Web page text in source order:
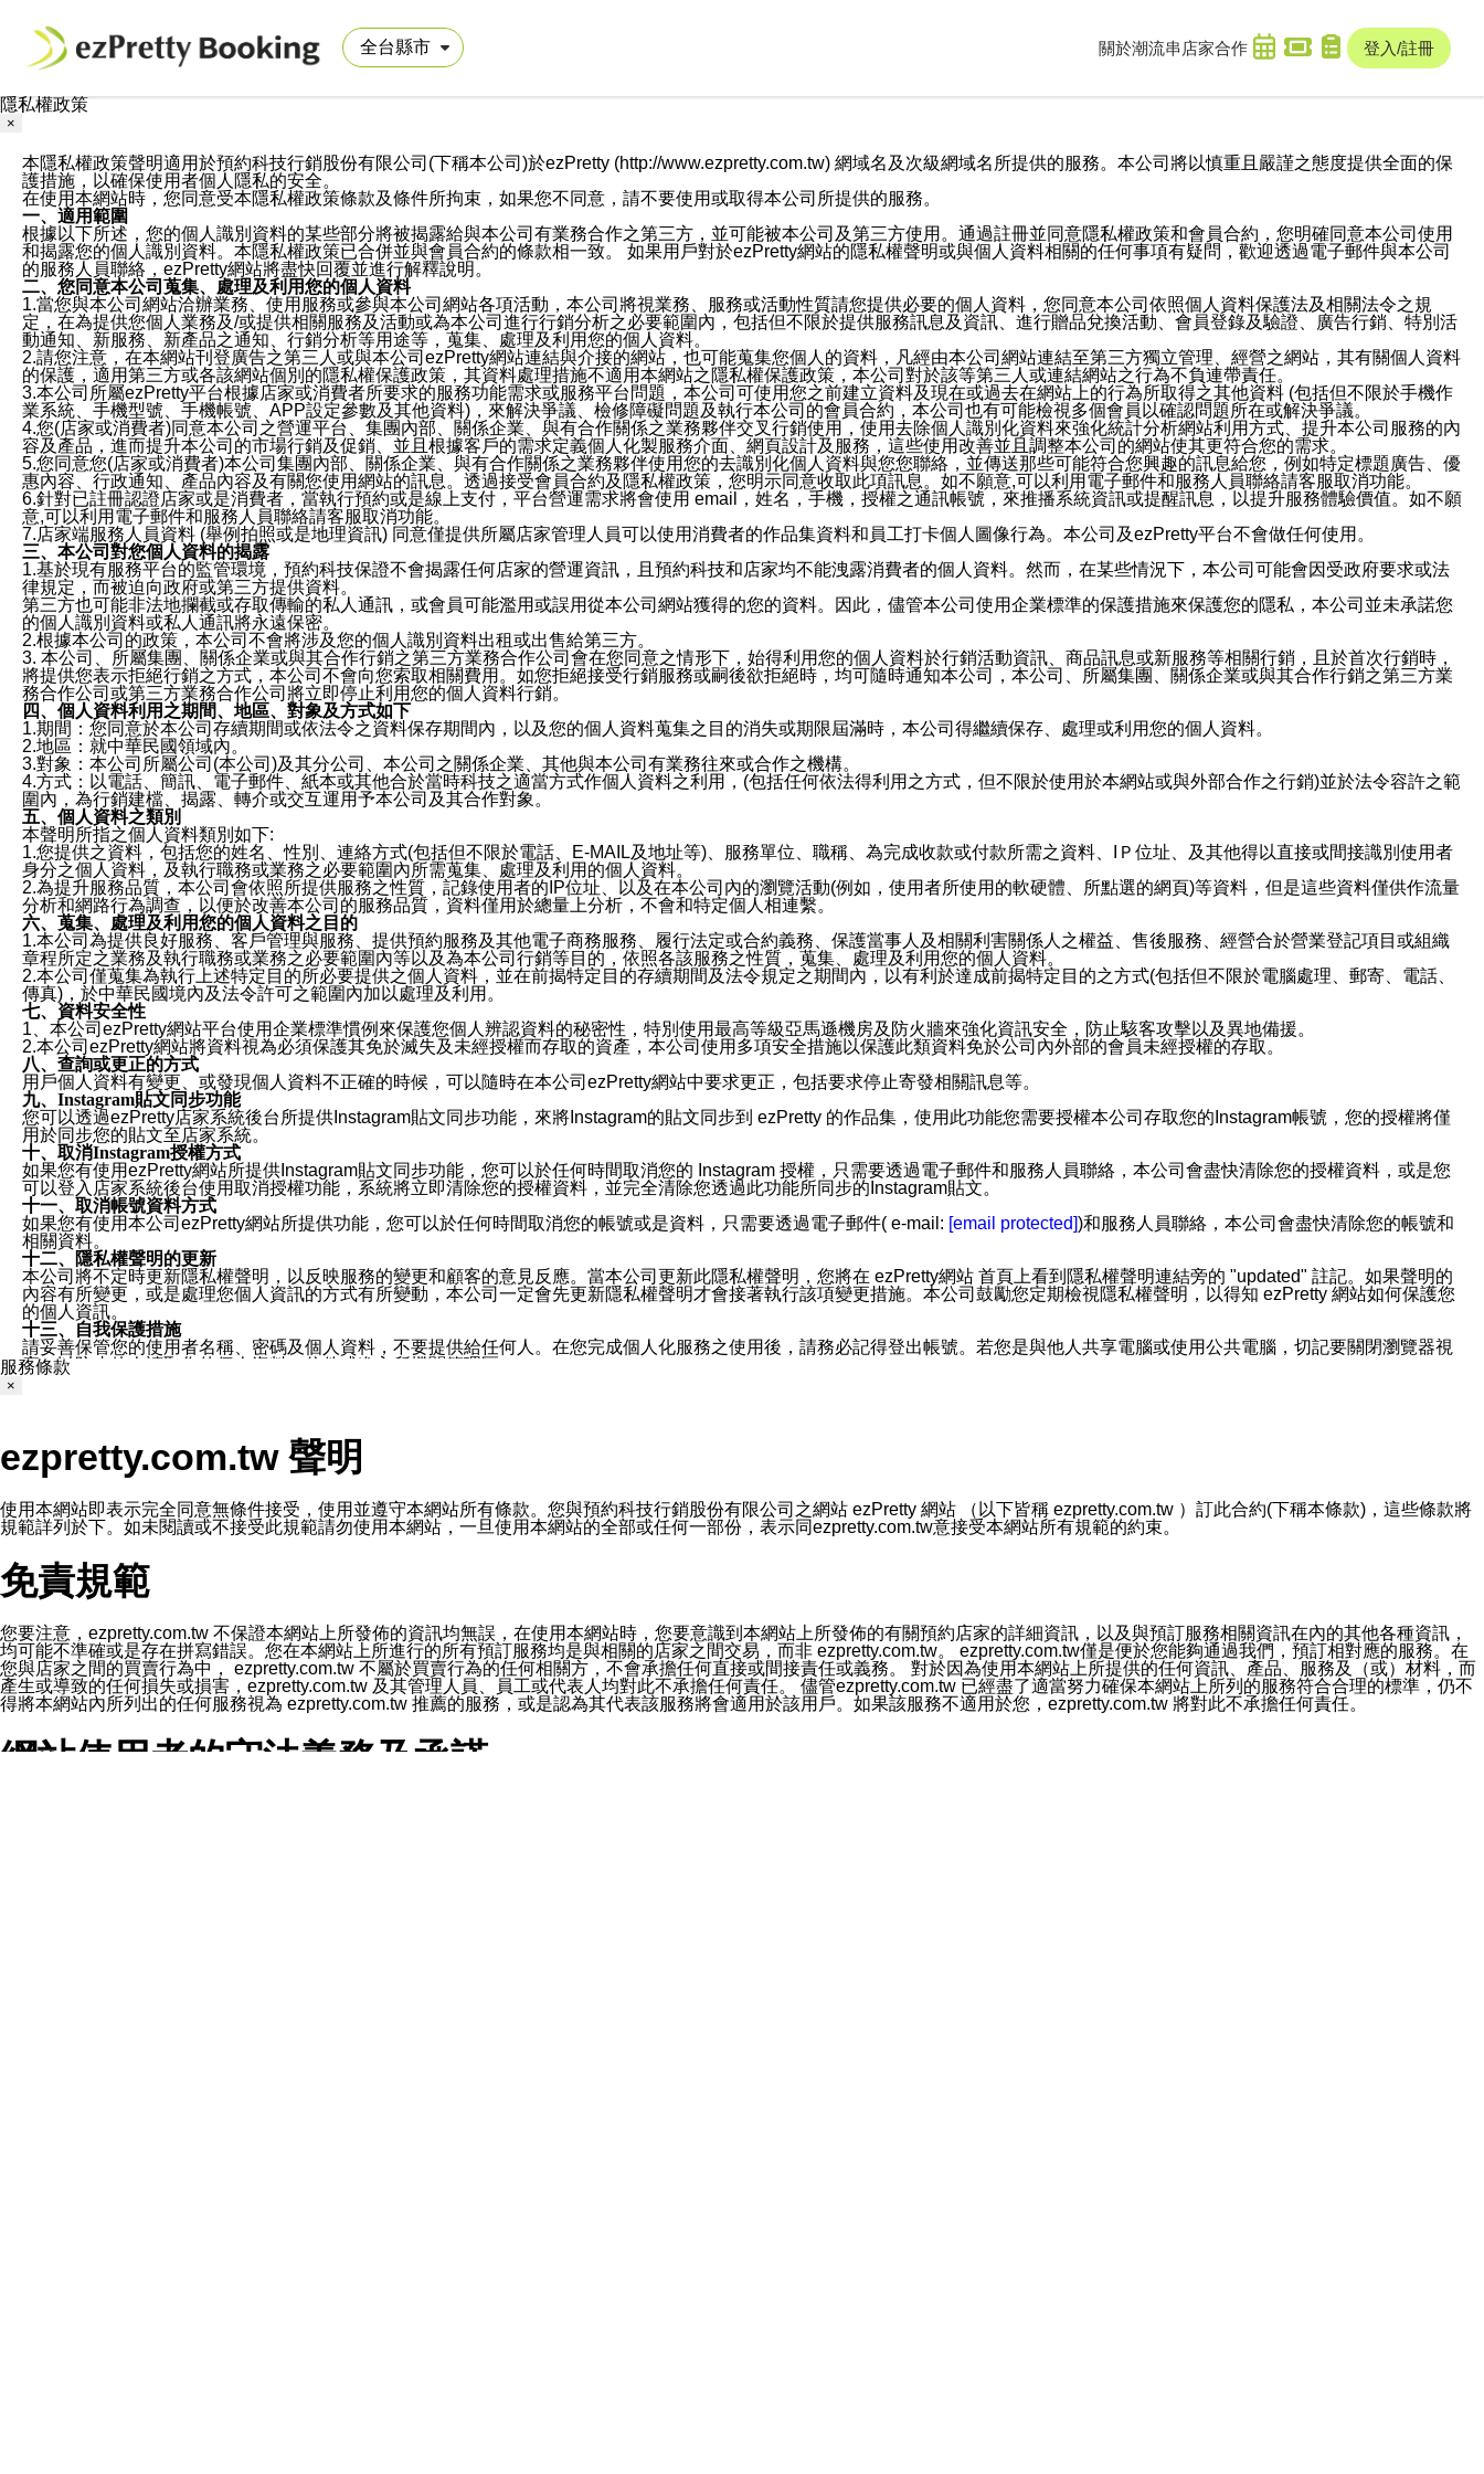
關於潮流串 店家合作 登入/註冊
隱私權政策
×
本隱私權政策聲明適用於預約科技行銷股份有限公司(下稱本公司)於ezPretty (http://www.ezpretty.com.tw) 網域名及次級網域名所提供的服務。本公司將以慎重且嚴謹之態度提供全面的保
護措施，以確保使用者個人隱私的安全。
在使用本網站時，您同意受本隱私權政策條款及條件所拘束，如果您不同意，請不要使用或取得本公司所提供的服務。
一、適用範圍
根據以下所述，您的個人識別資料的某些部分將被揭露給與本公司有業務合作之第三方，並可能被本公司及第三方使用。通過註冊並同意隱私權政策和會員合約，您明確同意本公司使用
和揭露您的個人識別資料。本隱私權政策已合併並與會員合約的條款相一致。 如果用戶對於ezPretty網站的隱私權聲明或與個人資料相關的任何事項有疑問，歡迎透過電子郵件與本公司
的服務人員聯絡，ezPretty網站將盡快回覆並進行解釋說明。
二、您同意本公司蒐集、處理及利用您的個人資料
1.當您與本公司網站洽辦業務、使用服務或參與本公司網站各項活動，本公司將視業務、服務或活動性質請您提供必要的個人資料，您同意本公司依照個人資料保護法及相關法令之規
定，在為提供您個人業務及/或提供相關服務及活動或為本公司進行行銷分析之必要範圍內，包括但不限於提供服務訊息及資訊、進行贈品兌換活動、會員登錄及驗證、廣告行銷、特別活
動通知、新服務、新產品之通知、行銷分析等用途等，蒐集、處理及利用您的個人資料。
2.請您注意，在本網站刊登廣告之第三人或與本公司ezPretty網站連結與介接的網站，也可能蒐集您個人的資料，凡經由本公司網站連結至第三方獨立管理、經營之網站，其有關個人資料
的保護，適用第三方或各該網站個別的隱私權保護政策，其資料處理措施不適用本網站之隱私權保護政策，本公司對於該等第三人或連結網站之行為不負連帶責任。
3.本公司所屬ezPretty平台根據店家或消費者所要求的服務功能需求或服務平台問題，本公司可使用您之前建立資料及現在或過去在網站上的行為所取得之其他資料 (包括但不限於手機作
業系統、手機型號、手機帳號、APP設定參數及其他資料)，來解決爭議、檢修障礙問題及執行本公司的會員合約，本公司也有可能檢視多個會員以確認問題所在或解決爭議。
4.您(店家或消費者)同意本公司之營運平台、集團內部、關係企業、與有合作關係之業務夥伴交叉行銷使用，使用去除個人識別化資料來強化統計分析網站利用方式、提升本公司服務的內
容及產品，進而提升本公司的市場行銷及促銷、並且根據客戶的需求定義個人化製服務介面、網頁設計及服務，這些使用改善並且調整本公司的網站使其更符合您的需求。
5.您同意您(店家或消費者)本公司集團內部、關係企業、與有合作關係之業務夥伴使用您的去識別化個人資料與您您聯絡，並傳送那些可能符合您興趣的訊息給您，例如特定標題廣告、優
惠內容、行政通知、產品內容及有關您使用網站的訊息。透過接受會員合約及隱私權政策，您明示同意收取此項訊息。如不願意,可以利用電子郵件和服務人員聯絡請客服取消功能。
6.針對已註冊認證店家或是消費者，當執行預約或是線上支付，平台營運需求將會使用 email，姓名，手機，授權之通訊帳號，來推播系統資訊或提醒訊息，以提升服務體驗價值。如不願
意,可以利用電子郵件和服務人員聯絡請客服取消功能。
7.店家端服務人員資料 (舉例拍照或是地理資訊) 同意僅提供所屬店家管理人員可以使用消費者的作品集資料和員工打卡個人圖像行為。本公司及ezPretty平台不會做任何使用。
三、本公司對您個人資料的揭露
1.基於現有服務平台的監管環境，預約科技保證不會揭露任何店家的營運資訊，且預約科技和店家均不能洩露消費者的個人資料。然而，在某些情況下，本公司可能會因受政府要求或法
律規定，而被迫向政府或第三方提供資料。
第三方也可能非法地攔截或存取傳輸的私人通訊，或會員可能濫用或誤用從本公司網站獲得的您的資料。因此，儘管本公司使用企業標準的保護措施來保護您的隱私，本公司並未承諾您
的個人識別資料或私人通訊將永遠保密。
2.根據本公司的政策，本公司不會將涉及您的個人識別資料出租或出售給第三方。
3. 本公司、所屬集團、關係企業或與其合作行銷之第三方業務合作公司會在您同意之情形下，始得利用您的個人資料於行銷活動資訊、商品訊息或新服務等相關行銷，且於首次行銷時，
將提供您表示拒絕行銷之方式，本公司不會向您索取相關費用。如您拒絕接受行銷服務或嗣後欲拒絕時，均可隨時通知本公司，本公司、所屬集團、關係企業或與其合作行銷之第三方業
務合作公司或第三方業務合作公司將立即停止利用您的個人資料行銷。
四、個人資料利用之期間、地區、對象及方式如下
1.期間：您同意於本公司存續期間或依法令之資料保存期間內，以及您的個人資料蒐集之目的消失或期限屆滿時，本公司得繼續保存、處理或利用您的個人資料。
2.地區：就中華民國領域內。
3.對象：本公司所屬公司(本公司)及其分公司、本公司之關係企業、其他與本公司有業務往來或合作之機構。
4.方式：以電話、簡訊、電子郵件、紙本或其他合於當時科技之適當方式作個人資料之利用，(包括任何依法得利用之方式，但不限於使用於本網站或與外部合作之行銷)並於法令容許之範
圍內，為行銷建檔、揭露、轉介或交互運用予本公司及其合作對象。
五、個人資料之類別
本聲明所指之個人資料類別如下:
1.您提供之資料，包括您的姓名、性別、連絡方式(包括但不限於電話、E-MAIL及地址等)、服務單位、職稱、為完成收款或付款所需之資料、IＰ位址、及其他得以直接或間接識別使用者
身分之個人資料，及執行職務或業務之必要範圍內所需蒐集、處理及利用的個人資料。
2.為提升服務品質，本公司會依照所提供服務之性質，記錄使用者的IP位址、以及在本公司內的瀏覽活動(例如，使用者所使用的軟硬體、所點選的網頁)等資料，但是這些資料僅供作流量
分析和網路行為調查，以便於改善本公司的服務品質，資料僅用於總量上分析，不會和特定個人相連繫。
六、蒐集、處理及利用您的個人資料之目的
1.本公司為提供良好服務、客戶管理與服務、提供預約服務及其他電子商務服務、履行法定或合約義務、保護當事人及相關利害關係人之權益、售後服務、經營合於營業登記項目或組織
章程所定之業務及執行職務或業務之必要範圍內等以及為本公司行銷等目的，依照各該服務之性質，蒐集、處理及利用您的個人資料。
2.本公司僅蒐集為執行上述特定目的所必要提供之個人資料，並在前揭特定目的存續期間及法令規定之期間內，以有利於達成前揭特定目的之方式(包括但不限於電腦處理、郵寄、電話、
傳真)，於中華民國境內及法令許可之範圍內加以處理及利用。
七、資料安全性
1、本公司ezPretty網站平台使用企業標準慣例來保護您個人辨認資料的秘密性，特別使用最高等級亞馬遜機房及防火牆來強化資訊安全，防止駭客攻擊以及異地備援。
2.本公司ezPretty網站將資料視為必須保護其免於滅失及未經授權而存取的資產，本公司使用多項安全措施以保護此類資料免於公司內外部的會員未經授權的存取。
八、查詢或更正的方式
用戶個人資料有變更、或發現個人資料不正確的時候，可以隨時在本公司ezPretty網站中要求更正，包括要求停止寄發相關訊息等。
九、Instagram貼文同步功能
您可以透過ezPretty店家系統後台所提供Instagram貼文同步功能，來將Instagram的貼文同步到 ezPretty 的作品集，使用此功能您需要授權本公司存取您的Instagram帳號，您的授權將僅
用於同步您的貼文至店家系統。
十、取消Instagram授權方式
如果您有使用ezPretty網站所提供Instagram貼文同步功能，您可以於任何時間取消您的 Instagram 授權，只需要透過電子郵件和服務人員聯絡，本公司會盡快清除您的授權資料，或是您
可以登入店家系統後台使用取消授權功能，系統將立即清除您的授權資料，並完全清除您透過此功能所同步的Instagram貼文。
十一、取消帳號資料方式
如果您有使用本公司ezPretty網站所提供功能，您可以於任何時間取消您的帳號或是資料，只需要透過電子郵件( e-mail: [email protected])和服務人員聯絡，本公司會盡快清除您的帳號和
相關資料。
十二、隱私權聲明的更新
本公司將不定時更新隱私權聲明，以反映服務的變更和顧客的意見反應。當本公司更新此隱私權聲明，您將在 ezPretty網站 首頁上看到隱私權聲明連結旁的 "updated" 註記。如果聲明的
內容有所變更，或是處理您個人資訊的方式有所變動，本公司一定會先更新隱私權聲明才會接著執行該項變更措施。本公司鼓勵您定期檢視隱私權聲明，以得知 ezPretty 網站如何保護您
的個人資訊。
十三、自我保護措施
請妥善保管您的使用者名稱、密碼及個人資料，不要提供給任何人。在您完成個人化服務之使用後，請務必記得登出帳號。若您是與他人共享電腦或使用公共電腦，切記要關閉瀏覽器視
窗，以防止他人讀取您的個人資料、信件或進入所機關管理區。
本公司/本服務將以通知型訊息傳送重要訊息給您。即使未加入本公司/本服務好友，您仍可接收到通知型訊息。
本公司/本服務傳送之通知型訊息以對您有效且重要的訊息為限，以廣告或其他目的的訊息皆不會被傳送。滿足以下三個條件者，將可收到通知型訊息。
2.該 LINE 帳號已在 LINE APP 設定中，同意接收通知型訊息。
3.LINE 帳號未封鎖傳送訊息之 LINE 官方帳號。
欲變更通知型訊息的設定，操作如下：
1.點選「主頁」＞「設定」
2.點選「隱私設定」
3.點選「提供使用資料」
5.開關「接收LINE通知型訊息」
❗️關閉「接收通知型訊息」後，將不會接收到來自任何企業官方帳號或認證官方帳號的通知型訊息。
服務條款
×
ezpretty.com.tw 聲明
使用本網站即表示完全同意無條件接受，使用並遵守本網站所有條款。您與預約科技行銷股份有限公司之網站 ezPretty 網站 （以下皆稱 ezpretty.com.tw ）訂此合約(下稱本條款)，這些條款將
規範詳列於下。如未閱讀或不接受此規範請勿使用本網站，一旦使用本網站的全部或任何一部份，表示同ezpretty.com.tw意接受本網站所有規範的約束。
免責規範
您要注意，ezpretty.com.tw 不保證本網站上所發佈的資訊均無誤，在使用本網站時，您要意識到本網站上所發佈的有關預約店家的詳細資訊，以及與預訂服務相關資訊在內的其他各種資訊，
均可能不準確或是存在拼寫錯誤。您在本網站上所進行的所有預訂服務均是與相關的店家之間交易，而非 ezpretty.com.tw。 ezpretty.com.tw僅是便於您能夠通過我們，預訂相對應的服務。在
您與店家之間的買賣行為中， ezpretty.com.tw 不屬於買賣行為的任何相關方，不會承擔任何直接或間接責任或義務。 對於因為使用本網站上所提供的任何資訊、產品、服務及（或）材料，而
產生或導致的任何損失或損害，ezpretty.com.tw 及其管理人員、員工或代表人均對此不承擔任何責任。 儘管ezpretty.com.tw 已經盡了適當努力確保本網站上所列的服務符合合理的標準，仍不
得將本網站內所列出的任何服務視為 ezpretty.com.tw 推薦的服務，或是認為其代表該服務將會適用於該用戶。如果該服務不適用於您，ezpretty.com.tw 將對此不承擔任何責任。
網站使用者的守法義務及承諾